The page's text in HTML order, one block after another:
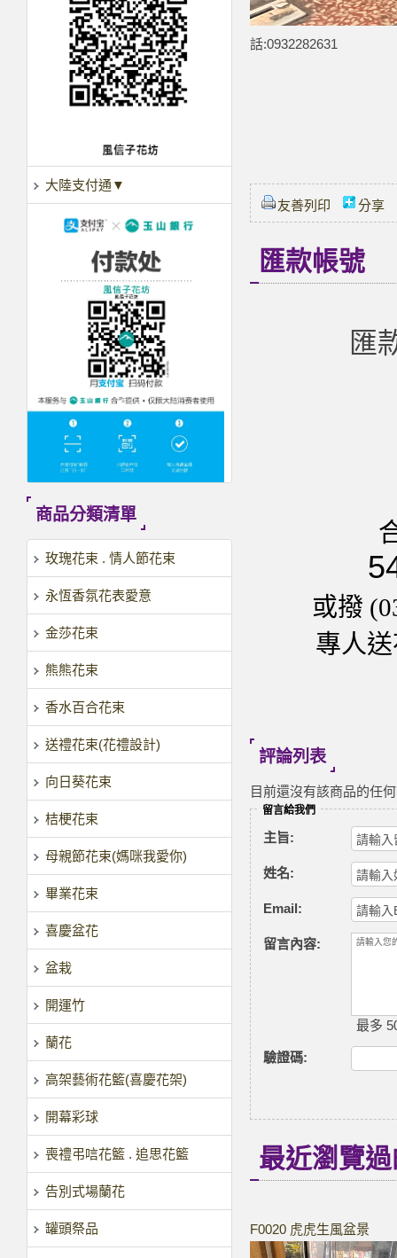
大陸支付通▼
商品分類清單
玫瑰花束 . 情人節花束
永恆香氛花表愛意
金莎花束
熊熊花束
香水百合花束
送禮花束(花禮設計)
向日葵花束
桔梗花束
母親節花束(媽咪我愛你)
畢業花束
喜慶盆花
盆栽
開運竹
蘭花
高架藝術花籃(喜慶花架)
開幕彩球
喪禮弔唁花籃 . 追思花籃
告別式場蘭花
罐頭祭品
話:0932282631
友善列印 分享
匯款帳號
匯
或撥
專人送
評論列表
目前還沒有該商品的任
留言給我們
主旨:
姓名:
Email:
留言內容:
最多
驗證碼:
最近瀏覽
F0020 虎虎生風盆景